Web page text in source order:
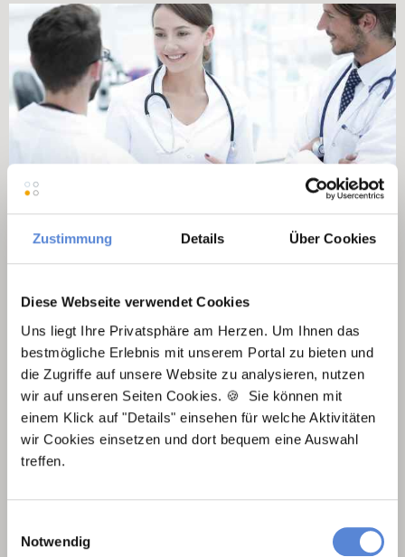
Zustimmung Details Über Cookies
Diese Webseite verwendet Cookies
Uns liegt Ihre Privatsphäre am Herzen. Um Ihnen das
bestmögliche Erlebnis mit unserem Portal zu bieten und
die Zugriffe auf unsere Website zu analysieren, nutzen
wir auf unseren Seiten Cookies. 🍪 Sie können mit
einem Klick auf "Details" einsehen für welche Aktivitäten
wir Cookies einsetzen und dort bequem eine Auswahl
treffen.
Notwendig
Facharzt Allgemeinmedizin